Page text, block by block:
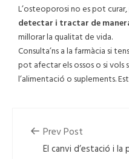
L’osteoporosi no es pot
detectar i tractar de
millorar la qualitat de vida.
Consulta’ns a la farmàcia si
pot afectar els ossos o si vols
l’alimentació o suplements.
Prev Post
El canvi d’estació i